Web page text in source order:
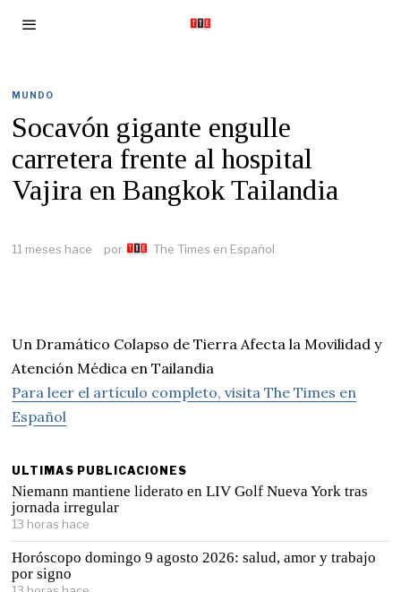
MUNDO
Socavón gigante engulle
carretera frente al hospital
Vajira en Bangkok Tailandia
11 meses hace por The Times en Español
Un Dramático Colapso de Tierra Afecta la Movilidad y
Atención Médica en Tailandia
Para leer el artículo completo, visita The Times en
Español
ULTIMAS PUBLICACIONES
Niemann mantiene liderato en LIV Golf Nueva York tras
jornada irregular
13 horas hace
Horóscopo domingo 9 agosto 2026: salud, amor y trabajo
por signo